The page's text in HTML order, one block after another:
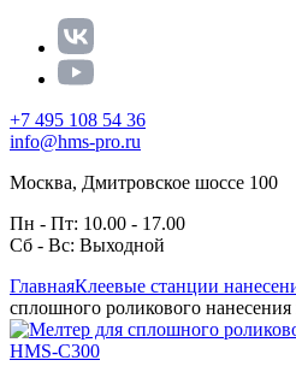
+7 495 108 54 36
info@hms-pro.ru
Москва, Дмитровское шоссе 100
Пн - Пт: 10.00 - 17.00
Сб - Вс: Выходной
ГлавнаяКлеевые станции
сплошного роликового